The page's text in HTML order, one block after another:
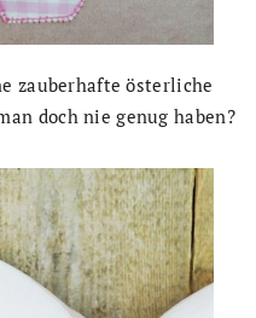
zauberhafte österliche
doch nie genug haben?